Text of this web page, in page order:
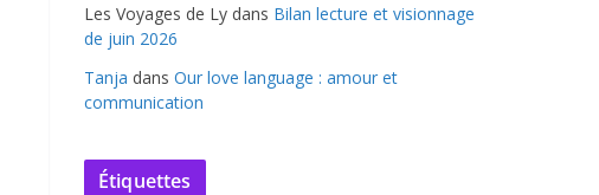
Les Voyages de Ly dans Bilan lecture et visionnage
de juin 2026
Tanja dans Our love language : amour et
communication
Étiquettes